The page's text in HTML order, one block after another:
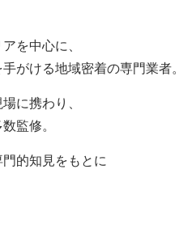
を中心に、
がける地域密着の専門業者。
に携わり、
監修。
的知見をもとに